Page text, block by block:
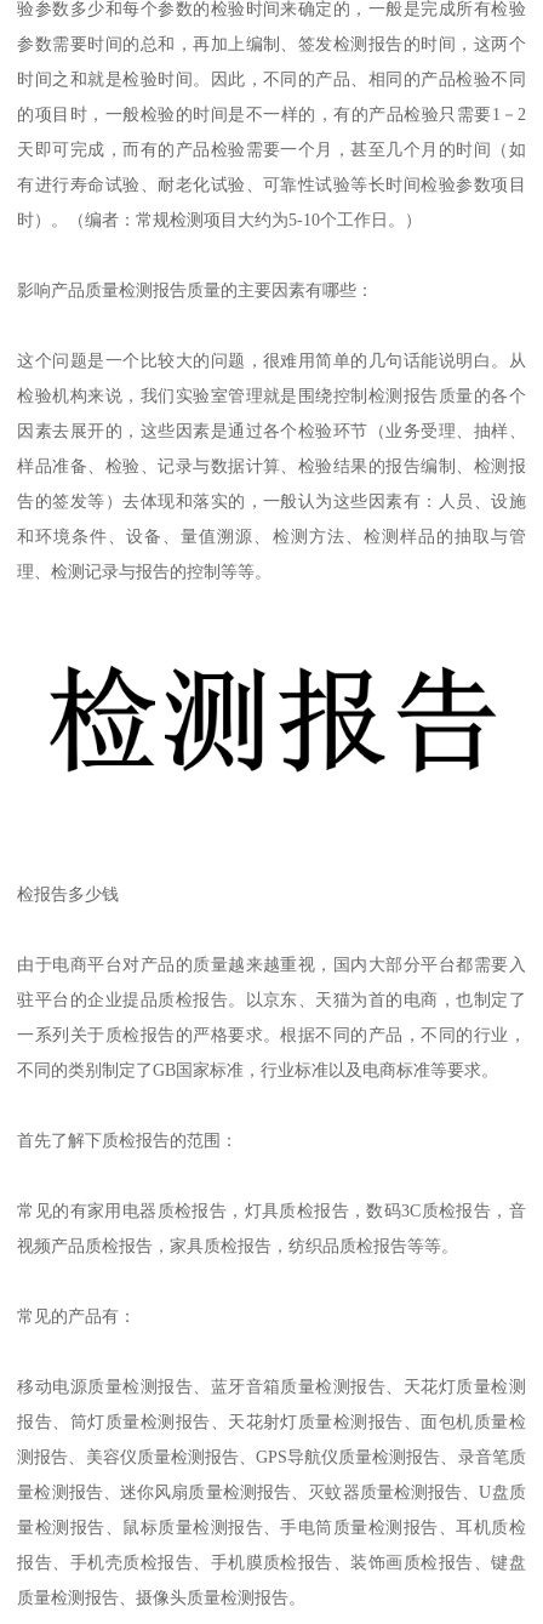
验参数多少和每个参数的检验时间来确定的，一般是完成所有检验
参数需要时间的总和，再加上编制、签发检测报告的时间，这两个
时间之和就是检验时间。因此，不同的产品、相同的产品检验不同
的项目时，一般检验的时间是不一样的，有的产品检验只需要1－2
天即可完成，而有的产品检验需要一个月，甚至几个月的时间（如
有进行寿命试验、耐老化试验、可靠性试验等长时间检验参数项目
时）。（编者：常规检测项目大约为5-10个工作日。）
影响产品质量检测报告质量的主要因素有哪些：
这个问题是一个比较大的问题，很难用简单的几句话能说明白。从
检验机构来说，我们实验室管理就是围绕控制检测报告质量的各个
因素去展开的，这些因素是通过各个检验环节（业务受理、抽样、
样品准备、检验、记录与数据计算、检验结果的报告编制、检测报
告的签发等）去体现和落实的，一般认为这些因素有：人员、设施
和环境条件、设备、量值溯源、检测方法、检测样品的抽取与管
理、检测记录与报告的控制等等。
检报告多少钱
由于电商平台对产品的质量越来越重视，国内大部分平台都需要入
驻平台的企业提品质检报告。以京东、天猫为首的电商，也制定了
一系列关于质检报告的严格要求。根据不同的产品，不同的行业，
不同的类别制定了GB国家标准，行业标准以及电商标准等要求。
首先了解下质检报告的范围：
常见的有家用电器质检报告，灯具质检报告，数码3C质检报告，音
视频产品质检报告，家具质检报告，纺织品质检报告等等。
常见的产品有：
移动电源质量检测报告、蓝牙音箱质量检测报告、天花灯质量检测
报告、筒灯质量检测报告、天花射灯质量检测报告、面包机质量检
测报告、美容仪质量检测报告、GPS导航仪质量检测报告、录音笔质
量检测报告、迷你风扇质量检测报告、灭蚊器质量检测报告、U盘质
量检测报告、鼠标质量检测报告、手电筒质量检测报告、耳机质检
报告、手机壳质检报告、手机膜质检报告、装饰画质检报告、键盘
质量检测报告、摄像头质量检测报告。